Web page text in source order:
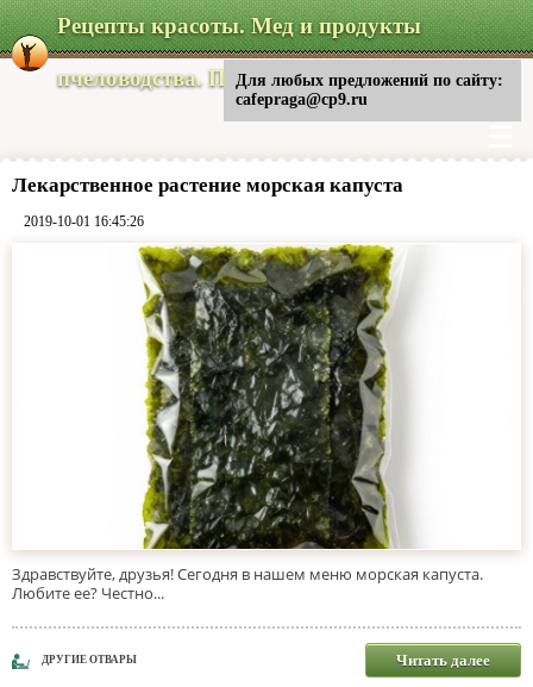
Рецепты красоты. Мед и продукты
пчеловодства. Питание
Лекарственное растение морская капуста
2019-10-01 16:45:26
Здравствуйте, друзья! Сегодня в нашем меню морская капуста.
Любите ее? Честно...
ДРУГИЕ ОТВАРЫ Читать далее
Для любых предложений по сайту:
cafepraga@cp9.ru